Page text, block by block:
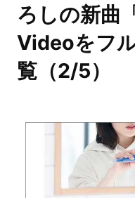
ろしの新曲
Videoをフ
覧（2/5）